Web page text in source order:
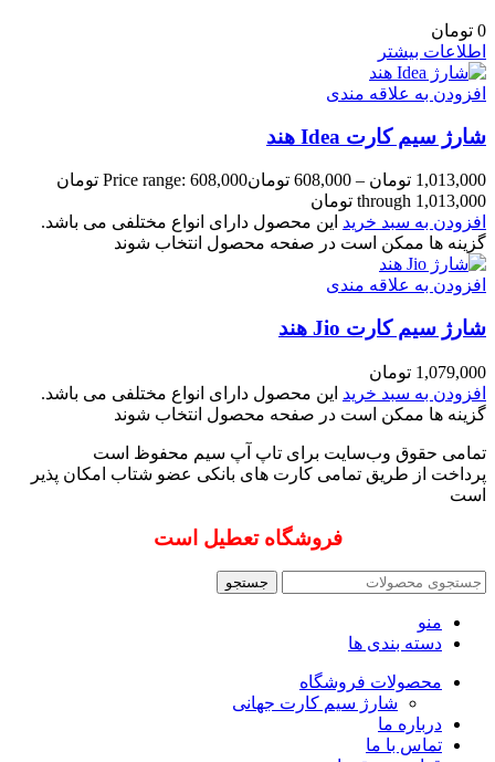
0 تومان
اطلاعات بیشتر
افزودن به علاقه مندی
شارژ سیم کارت Idea هند
1,013,000 تومان –
608,000 تومان
Price range: 608,000 تومان
through 1,013,000 تومان
افزودن به سبد خرید این محصول دارای انواع مختلفی می باشد.
گزینه ها ممکن است در صفحه محصول انتخاب شوند
افزودن به علاقه مندی
شارژ سیم کارت Jio هند
1,079,000 تومان
افزودن به سبد خرید این محصول دارای انواع مختلفی می باشد.
گزینه ها ممکن است در صفحه محصول انتخاب شوند
تمامی حقوق وب‌سایت برای تاپ آپ سیم محفوظ است
پرداخت از طریق تمامی کارت های بانکی عضو شتاب امکان پذیر
است
فروشگاه تعطیل است
جستجو
منو
دسته بندی ها
محصولات فروشگاه
شارژ سیم کارت جهانی
درباره ما
تماس با ما